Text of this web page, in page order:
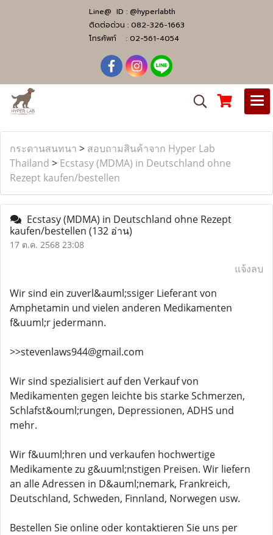
Line@ ID : @hyperlabth
ติดต่อด่วน : 082-326-1663
โทรศัพท์ : 02-561-4054
กระดานสนทนา > สอบถามสินค้าจาก Hyper Lab
Thailand > Ecstasy (MDMA) in Deutschland ohne
Rezept kaufen/bestellen
Ecstasy (MDMA) in Deutschland ohne Rezept
kaufen/bestellen (132 อ่าน)
17 ต.ค. 2568 23:08
แจ้งลบ
Wir sind ein zuverl&auml;ssiger Lieferant von
Amphetamin und vielen anderen Medikamenten
f&uuml;r jedermann.
>>stevenlaws944@gmail.com
Wir sind spezialisiert auf den Verkauf von
Medikamenten gegen leichte bis starke Schmerzen,
Schlafst&ouml;rungen, Depressionen, ADHS und
mehr.
Wir f&uuml;hren und verkaufen hochwertige
Medikamente zu g&uuml;nstigen Preisen. Wir liefern
an alle Adressen in D&auml;nemark, Frankreich,
Deutschland, Schweden, Finnland, Norwegen usw.
Bestellen Sie online oder kontaktieren Sie uns per